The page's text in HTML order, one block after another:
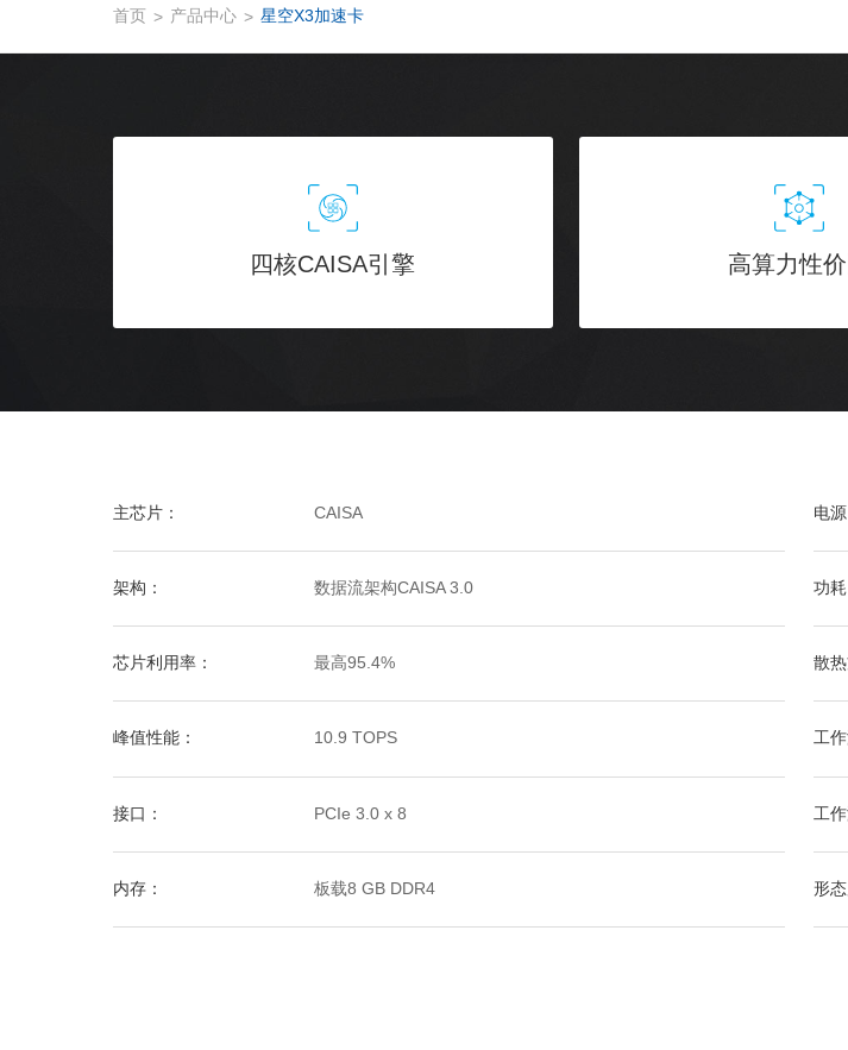
首页 > 产品中心 > 星空X3加速卡
四核CAISA引擎 高算力性
主芯片： CAISA 电源
架构： 数据流架构CAISA 3.0 功耗
芯片利用率： 最高95.4% 散热
峰值性能： 10.9 TOPS 工
接口： PCIe 3.0 x 8 工
内存： 板载8 GB DDR4 形态